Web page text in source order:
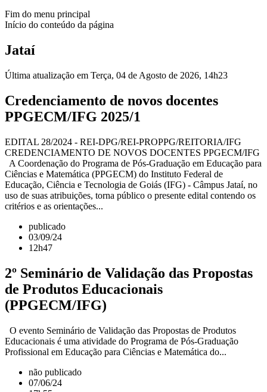
Fim do menu principal
Início do conteúdo da página
Jataí
Última atualização em Terça, 04 de Agosto de 2026, 14h23
Credenciamento de novos docentes
PPGECM/IFG 2025/1
EDITAL 28/2024 - REI-DPG/REI-PROPPG/REITORIA/IFG
CREDENCIAMENTO DE NOVOS DOCENTES PPGECM/IFG
A Coordenação do Programa de Pós-Graduação em Educação para
Ciências e Matemática (PPGECM) do Instituto Federal de
Educação, Ciência e Tecnologia de Goiás (IFG) - Câmpus Jataí, no
uso de suas atribuições, torna público o presente edital contendo os
critérios e as orientações...
publicado
03/09/24
12h47
2º Seminário de Validação das Propostas
de Produtos Educacionais
(PPGECM/IFG)
O evento Seminário de Validação das Propostas de Produtos
Educacionais é uma atividade do Programa de Pós-Graduação
Profissional em Educação para Ciências e Matemática do...
não publicado
07/06/24